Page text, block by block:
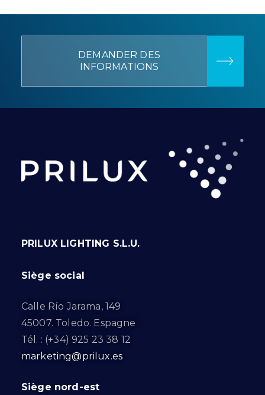
DEMANDER DES
INFORMATIONS
PRILUX LIGHTING S.L.U.
Siège social
Calle Río Jarama, 149
45007. Toledo. Espagne
Tél. : (+34) 925 23 38 12
marketing@prilux.es
Siège nord-est